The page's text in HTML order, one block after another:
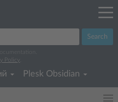
Search
Policy
Plesk Obsidian